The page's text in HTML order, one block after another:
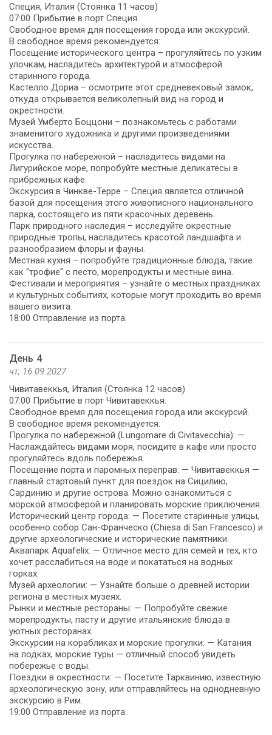
Специя, Италия (Стоянка 11 часов)
07:00 Прибытие в порт Специя.
Свободное время для посещения города или экскурсий.
В свободное время рекомендуется:
Посещение исторического центра – прогуляйтесь по узким
улочкам, насладитесь архитектурой и атмосферой
старинного города.
Кастелло Дориа – осмотрите этот средневековый замок,
откуда открывается великолепный вид на город и
окрестности.
Музей Умберто Боццони – познакомьтесь с работами
знаменитого художника и другими произведениями
искусства.
Прогулка по набережной – насладитесь видами на
Лигурийское море, попробуйте местные деликатесы в
прибрежных кафе.
Экскурсия в Чинкве-Терре – Специя является отличной
базой для посещения этого живописного национального
парка, состоящего из пяти красочных деревень.
Парк природного наследия – исследуйте окрестные
природные тропы, насладитесь красотой ландшафта и
разнообразием флоры и фауны.
Местная кухня – попробуйте традиционные блюда, такие
как "трофие" с песто, морепродукты и местные вина.
Фестивали и мероприятия – узнайте о местных праздниках
и культурных событиях, которые могут проходить во время
вашего визита.
18:00 Отправление из порта.
День 4
чт, 16.09.2027
Чивитавеккья, Италия (Стоянка 12 часов)
07:00 Прибытие в порт Чивитавеккья.
Свободное время для посещения города или экскурсий.
В свободное время рекомендуется:
Прогулка по набережной (Lungomare di Civitavecchia): —
Наслаждайтесь видами моря, посидите в кафе или просто
прогуляйтесь вдоль побережья.
Посещение порта и паромных переправ: — Чивитавеккья —
главный стартовый пункт для поездок на Сицилию,
Сардинию и другие острова. Можно ознакомиться с
морской атмосферой и планировать морские приключения.
Исторический центр города: — Посетите старинные улицы,
особенно собор Сан-Франческо (Chiesa di San Francesco) и
другие археологические и исторические памятники.
Аквапарк Aquafelix: — Отличное место для семей и тех, кто
хочет расслабиться на воде и покататься на водных
горках.
Музей археологии: — Узнайте больше о древней истории
региона в местных музеях.
Рынки и местные рестораны: — Попробуйте свежие
морепродукты, пасту и другие итальянские блюда в
уютных ресторанах.
Экскурсии на корабликах и морские прогулки: — Катания
на лодках, морские туры — отличный способ увидеть
побережье с воды.
Поездки в окрестности: — Посетите Тарквинию, известную
археологическую зону, или отправляйтесь на однодневную
экскурсию в Рим.
19:00 Отправление из порта.